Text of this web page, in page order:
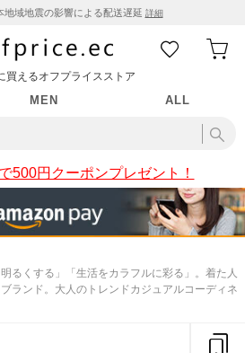
地域地震の影響による配送遅延 詳細
買えるオフプライスストア
MEN ALL
500円クーポンプレゼント！
るくする」「生活をカラフルに彩る」。着た人
ランド。大人のトレンドカジュアルコーディネ